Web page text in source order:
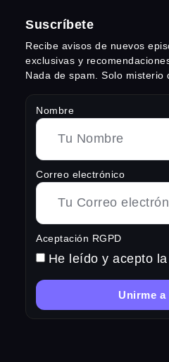
Suscríbete
Recibe avisos de nuevos
exclusivas y
Nada de spam. Solo misterio
Nombre
Correo electrónico
Aceptación RGPD
He leído y acepto la
Unirme a